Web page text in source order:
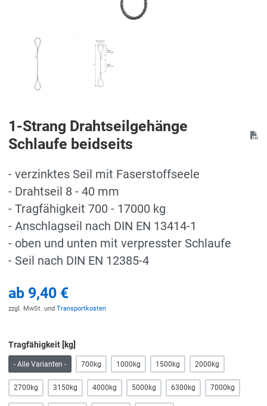
1-Strang Drahtseilgehänge
Schlaufe beidseits
- verzinktes Seil mit Faserstoffseele
- Drahtseil 8 - 40 mm
- Tragfähigkeit 700 - 17000 kg
- Anschlagseil nach DIN EN 13414-1
- oben und unten mit verpresster Schlaufe
- Seil nach DIN EN 12385-4
ab 9,40 €
zzgl. MwSt. und Transportkosten
Tragfähigkeit [kg]
- Alle Varianten - 700kg 1000kg 1500kg 2000kg
2700kg 3150kg 4000kg 5000kg 6300kg 7000kg